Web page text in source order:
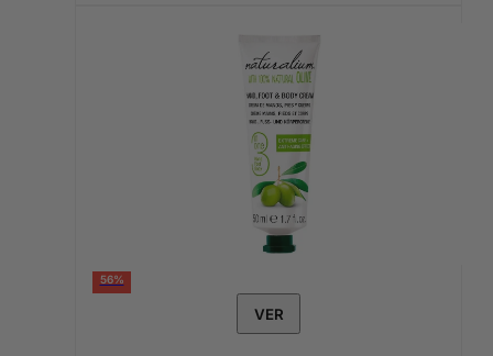
56%
VER